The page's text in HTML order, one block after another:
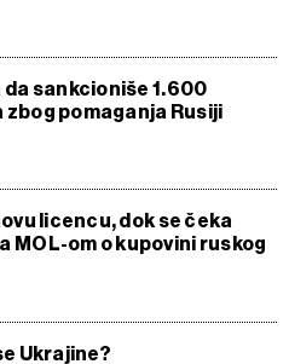
da sankcioniše 1.600
zbog pomaganja Rusiji
licencu, dok se čeka
MOL-om o kupovini ruskog
Ukrajine?